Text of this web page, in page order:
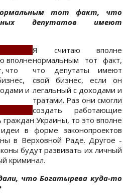
тот факт, что
депутатов имеют
вполне
что
и
Я считаю вполне
нормальным тот факт,
что депутаты имеют
свой бизнес, если он
легальный с доходами и
тратами. Раз они смогли
создать работающие
Украины, то это вполне
в форме законопроектов
в Верховной Раде. Другое -
будут развивать их личный
криминал.
что Богатырева куда-то